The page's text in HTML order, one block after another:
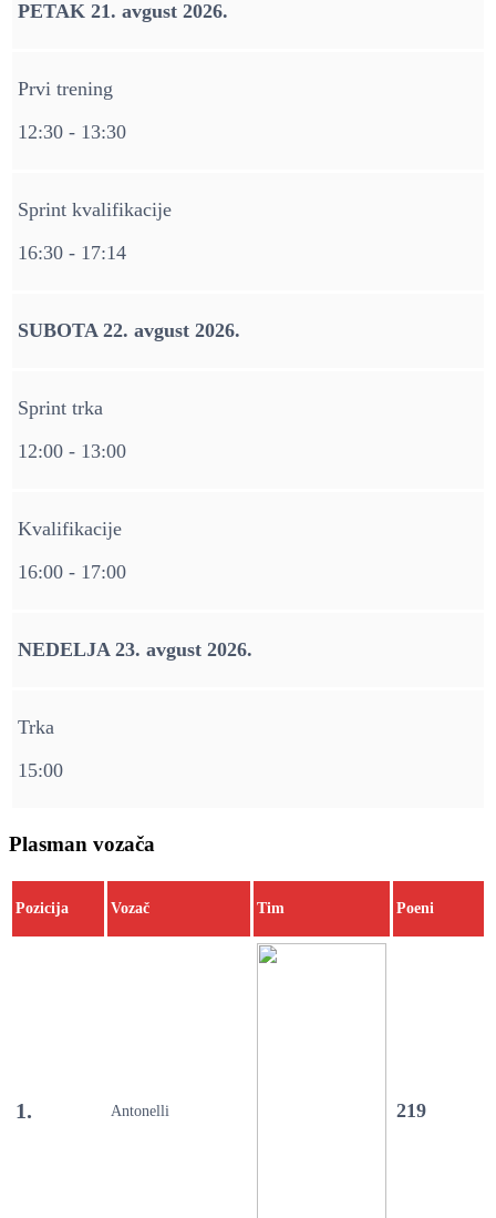
PETAK 21. avgust 2026.
Prvi trening
12:30 - 13:30
Sprint kvalifikacije
16:30 - 17:14
SUBOTA 22. avgust 2026.
Sprint trka
12:00 - 13:00
Kvalifikacije
16:00 - 17:00
NEDELJA 23. avgust 2026.
Trka
15:00
Plasman vozača
Pozicija Vozač Tim Poeni
1. Antonelli 219